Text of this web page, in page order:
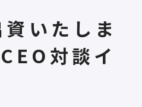
いたしま
対談イ